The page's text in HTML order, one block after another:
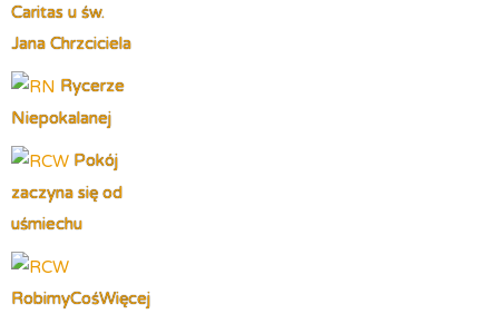
Caritas u św.
Jana Chrzciciela
Rycerze
Niepokalanej
Pokój
zaczyna się od
uśmiechu
RobimyCośWięcej